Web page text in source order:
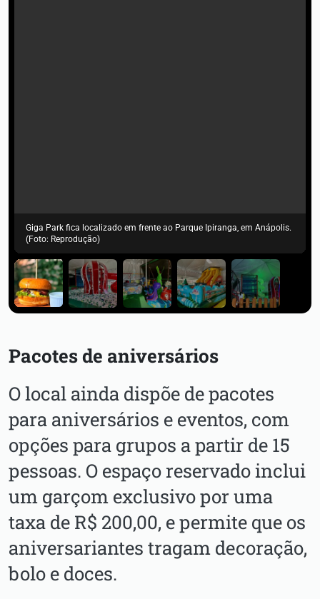
Giga Park fica localizado em frente ao Parque Ipiranga, em Anápolis.
(Foto: Reprodução)
Pacotes de aniversários
O local ainda dispõe de pacotes
para aniversários e eventos, com
opções para grupos a partir de 15
pessoas. O espaço reservado inclui
um garçom exclusivo por uma
taxa de R$ 200,00, e permite que os
aniversariantes tragam decoração,
bolo e doces.